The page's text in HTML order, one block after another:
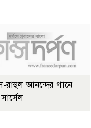
রাহুল আনন্দের গানে